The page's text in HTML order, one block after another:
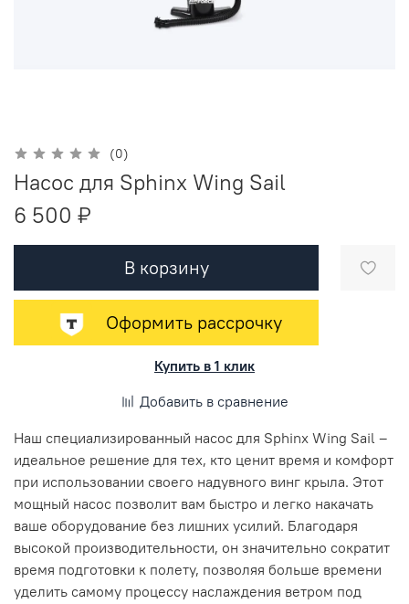
(0)
Насос для Sphinx Wing Sail
6 500 ₽
В корзину
Оформить рассрочку
Купить в 1 клик
Добавить в сравнение
Наш специализированный насос для Sphinx Wing Sail –
идеальное решение для тех, кто ценит время и комфорт
при использовании своего надувного винг крыла. Этот
мощный насос позволит вам быстро и легко накачать
ваше оборудование без лишних усилий. Благодаря
высокой производительности, он значительно сократит
время подготовки к полету, позволяя больше времени
уделить самому процессу наслаждения ветром под